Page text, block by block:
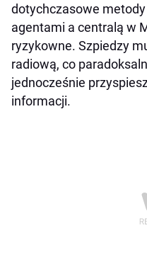
dotychczasowe
agentami a centralą w
ryzykowne. Szpiedzy
radiową, co
jednocześnie
informacji.